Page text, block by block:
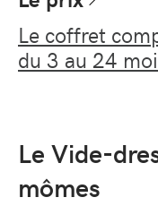
Le coffret
du 3 au 24
Le Vide-
mômes